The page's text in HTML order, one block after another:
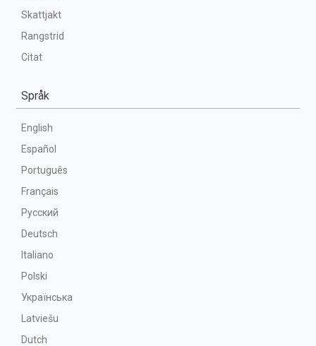
Skattjakt
Rangstrid
Citat
Språk
English
Español
Português
Français
Русский
Deutsch
Italiano
Polski
Українська
Latviešu
Dutch